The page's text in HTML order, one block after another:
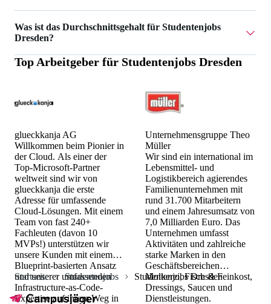
Was ist das Durchschnittsgehalt für Studentenjobs
Dresden?
Das Durchschnittsgehalt für Studentenjobs Dresden ist
Top Arbeitgeber für Studentenjobs Dresden
glueckkanja AG
Willkommen beim Pionier in
der Cloud. Als einer der
Top-Microsoft-Partner
weltweit sind wir von
glueckkanja die erste
Adresse für umfassende
Cloud-Lösungen. Mit einem
Team von fast 240+
Fachleuten (davon 10
MVPs!) unterstützen wir
unsere Kunden mit einem
Blueprint-basierten Ansatz
und unserer umfassenden
Infrastructure-as-Code-
Expertise auf ihrem Weg in
Unternehmensgruppe Theo
Müller
Wir sind ein international im
Lebensmittel- und
Logistikbereich agierendes
Familienunternehmen mit
rund 31.700 Mitarbeitern
und einem Jahresumsatz von
7,0 Milliarden Euro. Das
Unternehmen umfasst
Aktivitäten und zahlreiche
starke Marken in den
Geschäftsbereichen
Molkerei, Fisch & Feinkost,
Dressings, Saucen und
Dienstleistungen.
Startseite Studentenjobs Studentenjobs Dresden